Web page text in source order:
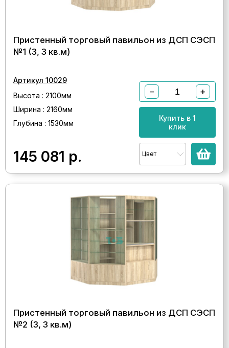
Пристенный торговый павильон из ДСП СЭСП
№1 (3, 3 кв.м)
Артикул 10029
Высота : 2100мм
Ширина : 2160мм
Глубина : 1530мм
145 081 р.
− +
Купить в 1
клик
Цвет
Пристенный торговый павильон из ДСП СЭСП
№2 (3, 3 кв.м)